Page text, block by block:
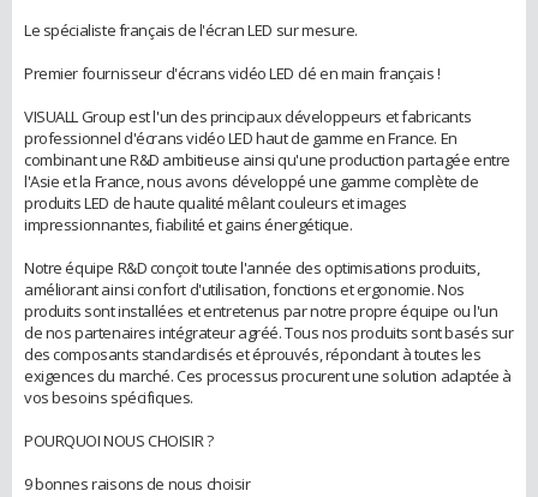
Le spécialiste français de l'écran LED sur mesure.
Premier fournisseur d'écrans vidéo LED clé en main français !
VISUALL Group est l'un des principaux développeurs et fabricants
professionnel d'écrans vidéo LED haut de gamme en France. En
combinant une R&D ambitieuse ainsi qu'une production partagée entre
l'Asie et la France, nous avons développé une gamme complète de
produits LED de haute qualité mêlant couleurs et images
impressionnantes, fiabilité et gains énergétique.
Notre équipe R&D conçoit toute l'année des optimisations produits,
améliorant ainsi confort d'utilisation, fonctions et ergonomie. Nos
produits sont installées et entretenus par notre propre équipe ou l'un
de nos partenaires intégrateur agréé. Tous nos produits sont basés sur
des composants standardisés et éprouvés, répondant à toutes les
exigences du marché. Ces processus procurent une solution adaptée à
vos besoins spécifiques.
POURQUOI NOUS CHOISIR ?
9 bonnes raisons de nous choisir